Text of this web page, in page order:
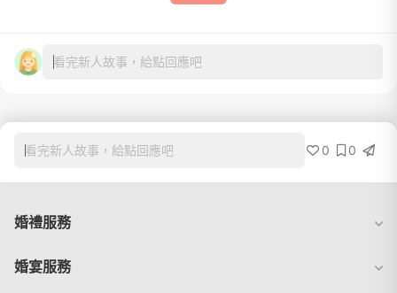
看完新人故事，給點回應吧
看完新人故事，給點回應吧 0 0
婚禮服務
婚宴服務